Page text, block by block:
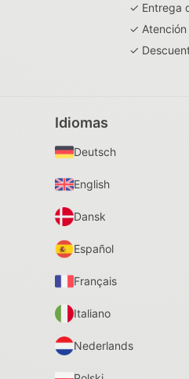
✓ Entrega
✓ Atención
✓
Idiomas
Deutsch
English
Dansk
Español
Français
Italiano
Nederlands